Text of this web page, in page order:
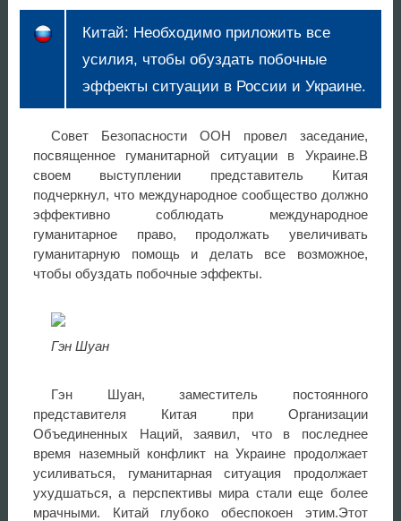
Китай: Необходимо приложить все
усилия, чтобы обуздать побочные
эффекты ситуации в России и Украине.
Совет Безопасности ООН провел заседание,
посвященное гуманитарной ситуации в Украине.В
своем выступлении представитель Китая
подчеркнул, что международное сообщество должно
эффективно соблюдать международное
гуманитарное право, продолжать увеличивать
гуманитарную помощь и делать все возможное,
чтобы обуздать побочные эффекты.
Гэн Шуан
Гэн Шуан, заместитель постоянного
представителя Китая при Организации
Объединенных Наций, заявил, что в последнее
время наземный конфликт на Украине продолжает
усиливаться, гуманитарная ситуация продолжает
ухудшаться, а перспективы мира стали еще более
мрачными. Китай глубоко обеспокоен этим.Этот